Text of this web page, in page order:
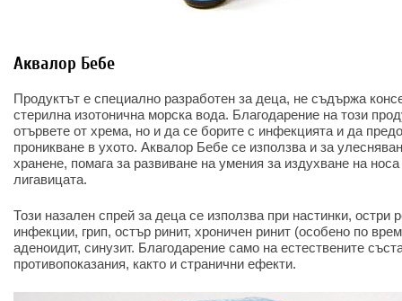
Аквалор Бебе
Продуктът е специално разработен за деца, не съдържа
стерилна изотонична морска вода. Благодарение на този
отървете от хрема, но и да се борите с инфекцията и да
проникване в ухото. Аквалор Бебе се използва и за
хранене, помага за развиване на умения за издухване на
лигавицата.
Този назален спрей за деца се използва при настинки, остри
инфекции, грип, остър ринит, хроничен ринит (особено по
аденоидит, синузит. Благодарение само на естествените
противопоказания, както и странични ефекти.